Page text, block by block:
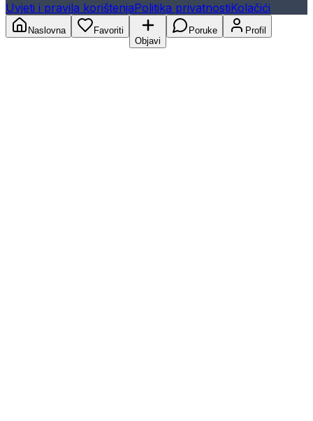
Uvjeti i pravila korištenjaPolitika privatnostiKolačići
Naslovna
Favoriti
Objavi
Poruke Profil